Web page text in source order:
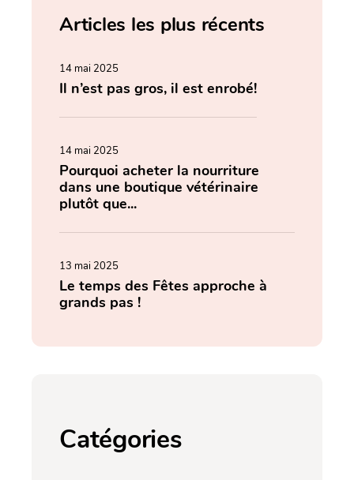
Articles les plus récents
14 mai 2025
Il n’est pas gros, il est enrobé!
14 mai 2025
Pourquoi acheter la nourriture
dans une boutique vétérinaire
plutôt que...
13 mai 2025
Le temps des Fêtes approche à
grands pas !
Catégories